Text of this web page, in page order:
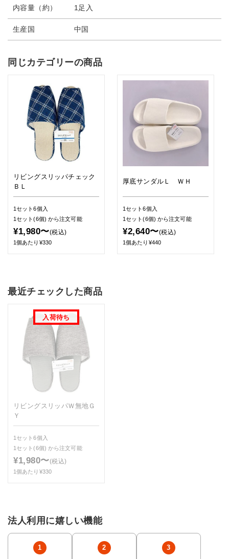
内容量（約） 1足入
生産国 中国
同じカテゴリーの商品
リビングスリッパチェック
ＢＬ
1セット6個入
1セット(6個) から注文可能
¥1,980〜(税込)
1個あたり¥330
厚底サンダルＬ ＷＨ
1セット6個入
1セット(6個) から注文可能
¥2,640〜(税込)
1個あたり¥440
最近チェックした商品
リビングスリッパＷ無地Ｇ
Ｙ
1セット6個入
1セット(6個) から注文可能
¥1,980〜(税込)
1個あたり¥330
法人利用に嬉しい機能